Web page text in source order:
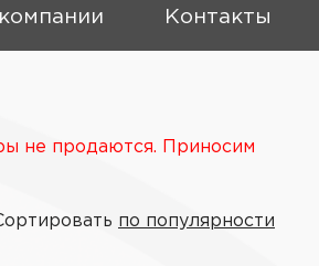
Контакты
не продаются. Приносим
по популярности